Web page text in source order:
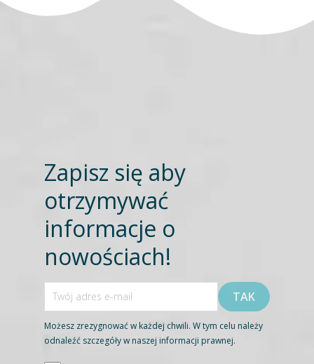
Zapisz się aby
otrzymywać
informacje o
nowościach!
Możesz zrezygnować w każdej chwili. W tym celu należy
odnaleźć szczegóły w naszej informacji prawnej.